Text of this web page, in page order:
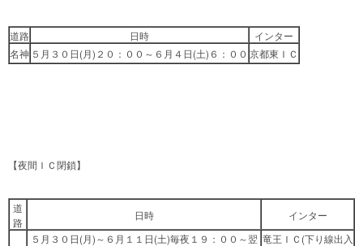
道路 日時
インター
名神 ５月３０日(月)２０：００～６月４日(土)６：００ 京都東ＩＣ
【夜間ＩＣ閉鎖】
道
路
日時 インター
５月３０日(月)～６月１１日(土)毎夜１９：００～翌 竜王ＩＣ(下り線出入